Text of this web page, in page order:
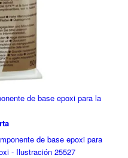
de base epoxi para la